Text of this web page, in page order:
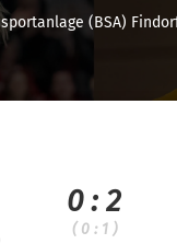
(BSA)
0 : 2
( 0 : 1 )